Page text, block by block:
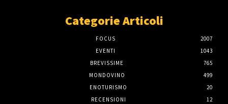
Categorie Articoli
FOCUS
2007
EVENTI
1043
BREVISSIME
765
MONDOVINO
499
ENOTURISMO
20
RECENSIONI
12